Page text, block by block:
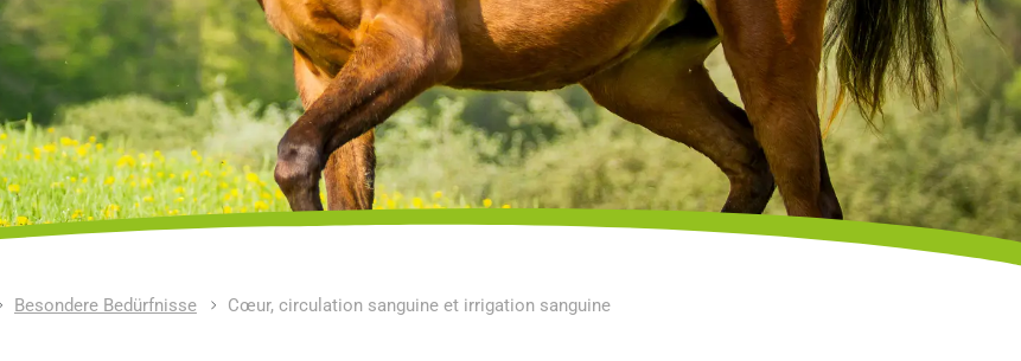
Besondere Bedürfnisse Cœur, circulation sanguine et irrigation sanguine